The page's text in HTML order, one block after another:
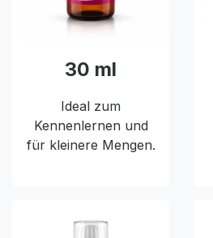
30 ml
Ideal zum
Kennenlernen und
für kleinere Mengen.